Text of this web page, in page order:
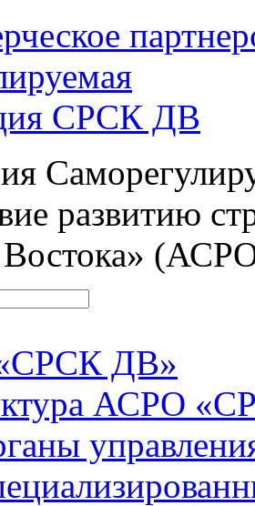
развитию
Востока»
ДВ»
АСРО